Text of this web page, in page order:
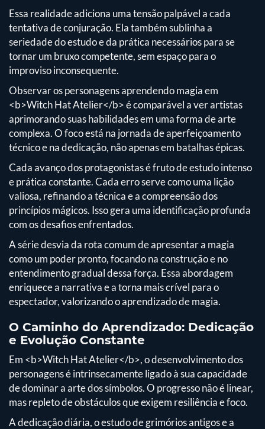
Essa realidade adiciona uma tensão palpável a cada
tentativa de conjuração. Ela também sublinha a
seriedade do estudo e da prática necessários para se
tornar um bruxo competente, sem espaço para o
improviso inconsequente.
Observar os personagens aprendendo magia em
<b>Witch Hat Atelier</b> é comparável a ver artistas
aprimorando suas habilidades em uma forma de arte
complexa. O foco está na jornada de aperfeiçoamento
técnico e na dedicação, não apenas em batalhas épicas.
Cada avanço dos protagonistas é fruto de estudo intenso
e prática constante. Cada erro serve como uma lição
valiosa, refinando a técnica e a compreensão dos
princípios mágicos. Isso gera uma identificação profunda
com os desafios enfrentados.
A série desvia da rota comum de apresentar a magia
como um poder pronto, focando na construção e no
entendimento gradual dessa força. Essa abordagem
enriquece a narrativa e a torna mais crível para o
espectador, valorizando o aprendizado de magia.
O Caminho do Aprendizado: Dedicação
e Evolução Constante
Em <b>Witch Hat Atelier</b>, o desenvolvimento dos
personagens é intrinsecamente ligado à sua capacidade
de dominar a arte dos símbolos. O progresso não é linear,
mas repleto de obstáculos que exigem resiliência e foco.
A dedicação diária, o estudo de grimórios antigos e a